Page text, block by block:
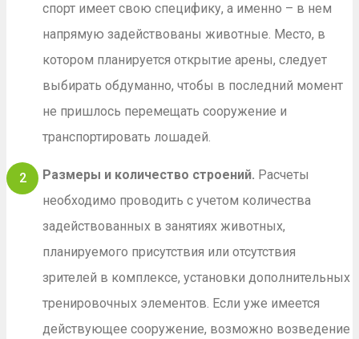
спорт имеет свою специфику, а именно – в нем
напрямую задействованы животные. Место, в
котором планируется открытие арены, следует
выбирать обдуманно, чтобы в последний момент
не пришлось перемещать сооружение и
транспортировать лошадей.
Размеры и количество строений. Расчеты
необходимо проводить с учетом количества
задействованных в занятиях животных,
планируемого присутствия или отсутствия
зрителей в комплексе, установки дополнительных
тренировочных элементов. Если уже имеется
действующее сооружение, возможно возведение